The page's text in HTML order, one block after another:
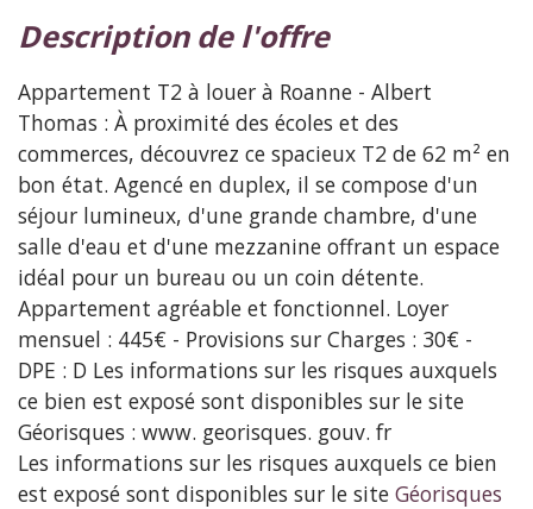
description de l'offre
Appartement T2 à louer à Roanne - Albert
Thomas : À proximité des écoles et des
commerces, découvrez ce spacieux T2 de 62 m² en
bon état. Agencé en duplex, il se compose d'un
séjour lumineux, d'une grande chambre, d'une
salle d'eau et d'une mezzanine offrant un espace
idéal pour un bureau ou un coin détente.
Appartement agréable et fonctionnel. Loyer
mensuel : 445€ - Provisions sur Charges : 30€ -
DPE : D Les informations sur les risques auxquels
ce bien est exposé sont disponibles sur le site
Géorisques : www. georisques. gouv. fr
Les informations sur les risques auxquels ce bien
est exposé sont disponibles sur le site Géorisques